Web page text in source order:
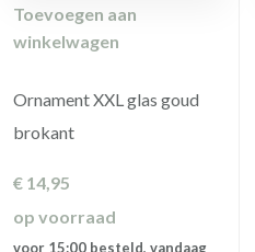
Toevoegen aan
winkelwagen
Ornament XXL glas goud
brokant
€ 14,95
op voorraad
voor 15:00 besteld, vandaag